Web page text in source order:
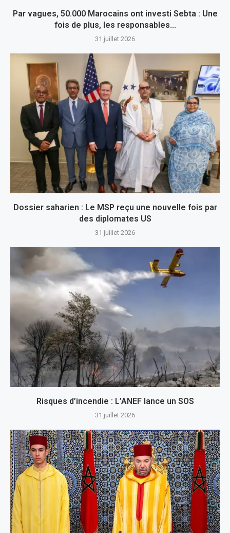
Par vagues, 50.000 Marocains ont investi Sebta : Une
fois de plus, les responsables...
31 juillet 2026
Dossier saharien : Le MSP reçu une nouvelle fois par
des diplomates US
31 juillet 2026
Risques d’incendie : L’ANEF lance un SOS
31 juillet 2026